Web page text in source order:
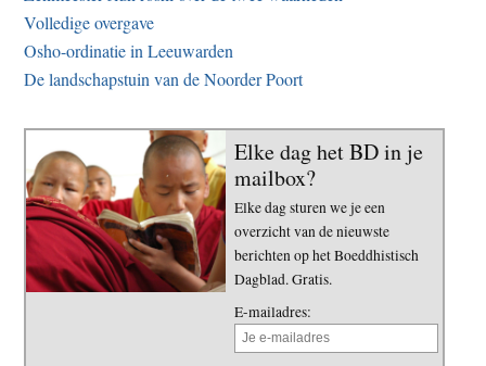
Volledige overgave
Osho-ordinatie in Leeuwarden
De landschapstuin van de Noorder Poort
Elke dag het BD in je
mailbox?
Elke dag sturen we je een
overzicht van de nieuwste
berichten op het Boeddhistisch
Dagblad. Gratis.
E-mailadres: